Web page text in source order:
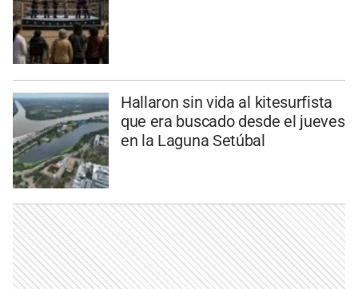
Hallaron sin vida al kitesurfista
que era buscado desde el jueves
en la Laguna Setúbal